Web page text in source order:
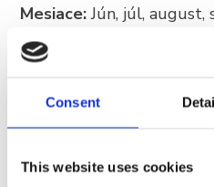
Consent
This website uses cookies
Mesiace:Jún, júl, august,
Kde:
výnimočné a odniesť si
Brely!